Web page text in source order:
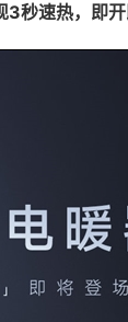
3秒速热，即开